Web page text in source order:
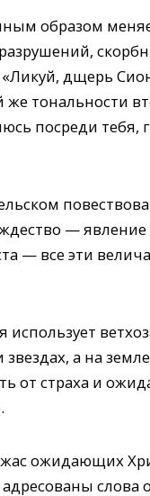
образом
дщерь
тональности
посреди тебя,
—
— все эти
использует
а на
от страха и
ожидающих
слова